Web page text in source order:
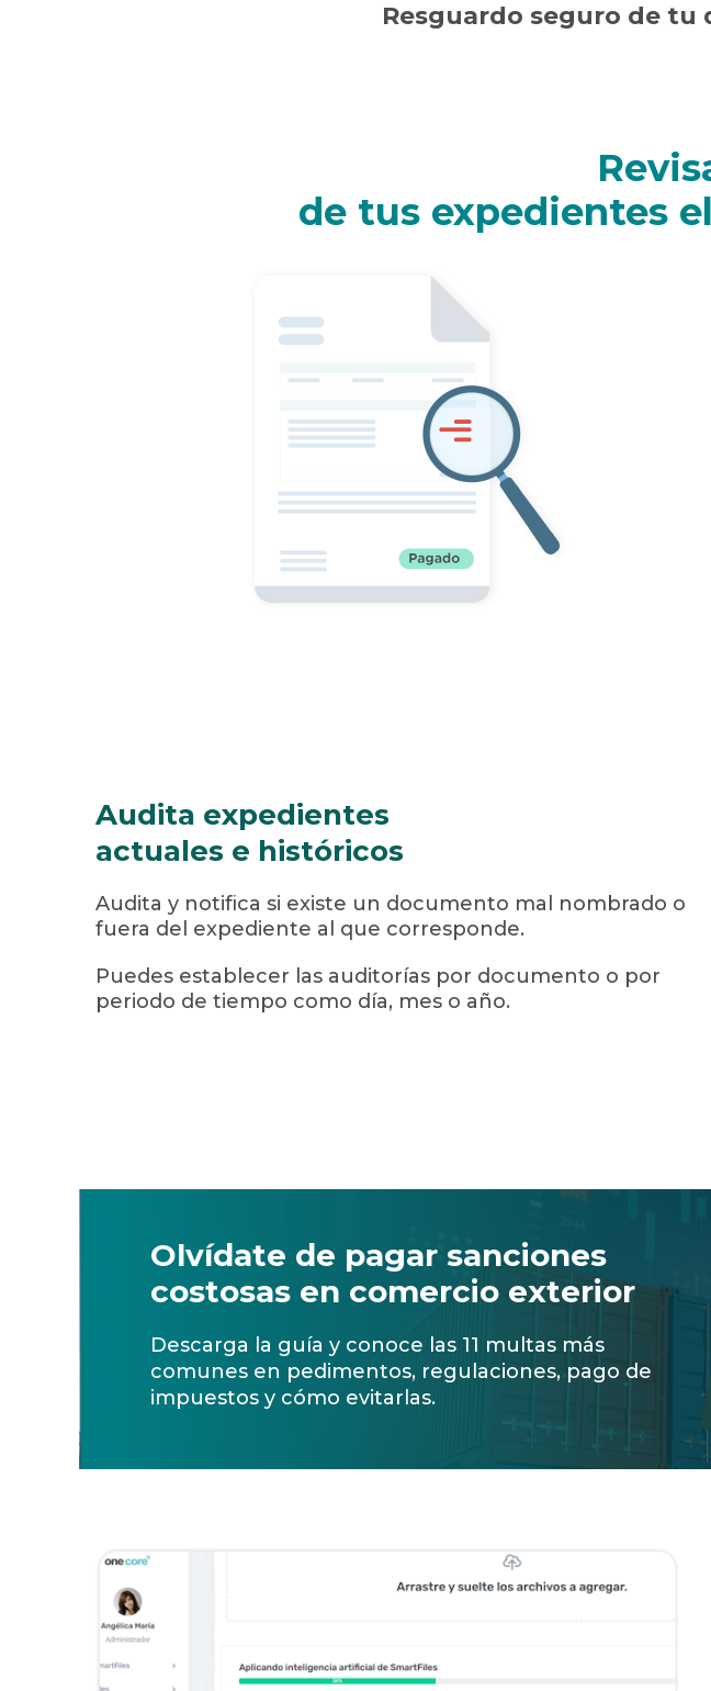
Resguardo seguro de tu
de tus expedientes
Audita expedientes
actuales e históricos
Audita y notifica si existe un documento mal nombrado o
fuera del expediente al que corresponde.
Puedes establecer las auditorías por documento o por
periodo de tiempo como día, mes o año.
Olvídate de pagar sanciones
costosas en comercio exterior
Descarga la guía y conoce las 11 multas más
comunes en pedimentos, regulaciones, pago de
impuestos y cómo evitarlas.